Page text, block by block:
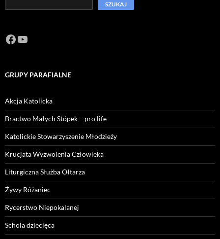
SZUKAJ
Facebook
https://www.youtube.com/channel/
GRUPY PARAFIALNE
Akcja Katolicka
Bractwo Małych Stópek – pro life
Katolickie Stowarzyszenie Młodzieży
Krucjata Wyzwolenia Człowieka
Liturgiczna Służba Ołtarza
Żywy Różaniec
Rycerstwo Niepokalanej
Schola dziecięca